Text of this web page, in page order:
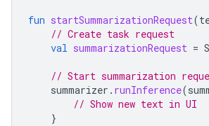
fun startSummarizationRequest(
// Create task request
val summarizationRequest =
// Start summarization
summarizer . runInference(
// Show new text in UI
}